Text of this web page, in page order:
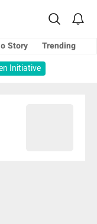
Story
Trending
Initiative